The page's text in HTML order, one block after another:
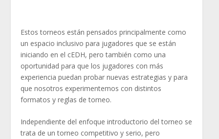
Estos torneos están pensados principalmente como
un espacio inclusivo para jugadores que se están
iniciando en el cEDH, pero también como una
oportunidad para que los jugadores con más
experiencia puedan probar nuevas estrategias y para
que nosotros experimentemos con distintos
formatos y reglas de torneo.
Independiente del enfoque introductorio del torneo se
trata de un torneo competitivo y serio, pero